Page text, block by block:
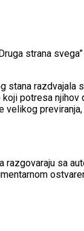
strana
stana
potresa
sa